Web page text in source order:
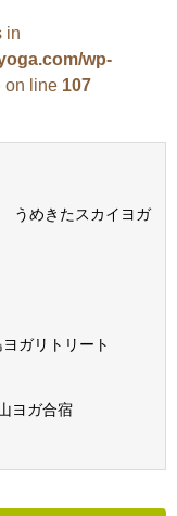
in
wp-
on line 107
うめきたスカイヨガ
ガリトリート
ヨガ合宿